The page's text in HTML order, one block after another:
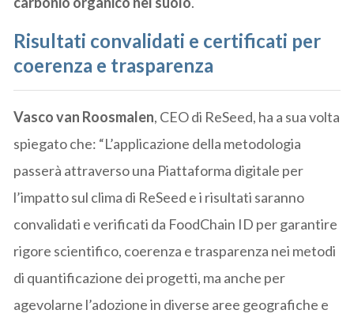
Risultati convalidati e certificati per
coerenza e trasparenza
Vasco van Roosmalen, CEO di ReSeed, ha a sua volta
spiegato che: “L’applicazione della metodologia
passerà attraverso una Piattaforma digitale per
l’impatto sul clima di ReSeed e i risultati saranno
convalidati e verificati da FoodChain ID per garantire
rigore scientifico, coerenza e trasparenza nei metodi
di quantificazione dei progetti, ma anche per
agevolarne l’adozione in diverse aree geografiche e